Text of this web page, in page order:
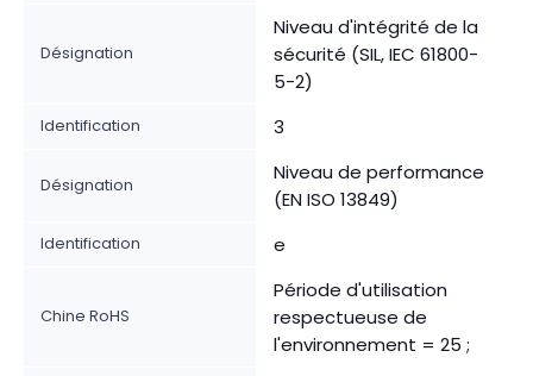
Désignation
Niveau d'intégrité de la
sécurité (SIL, IEC 61800-
5-2)
Identification 3
Désignation
Niveau de performance
(EN ISO 13849)
Identification e
Chine RoHS
Période d'utilisation
respectueuse de
l'environnement = 25 ;